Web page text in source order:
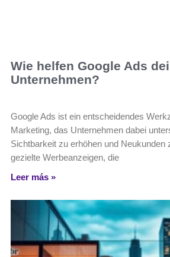
Wie helfen Google Ads
Unternehmen?
Google Ads ist ein entscheidendes
Marketing, das Unternehmen dabei
Sichtbarkeit zu erhöhen und Neukunden
gezielte Werbeanzeigen, die
Leer más »